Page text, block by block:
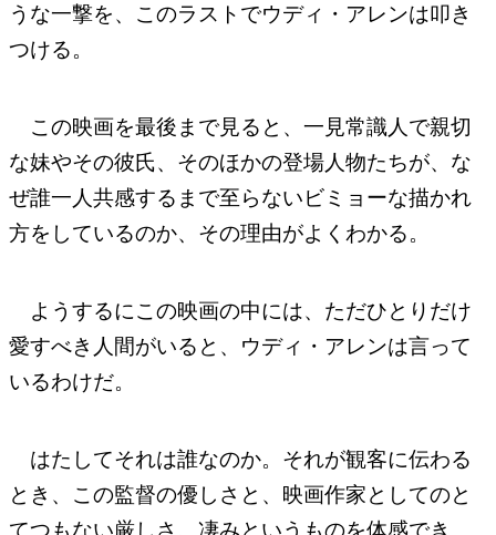
うな一撃を、このラストでウディ・アレンは叩き
つける。
この映画を最後まで見ると、一見常識人で親切
な妹やその彼氏、そのほかの登場人物たちが、な
ぜ誰一人共感するまで至らないビミョーな描かれ
方をしているのか、その理由がよくわかる。
ようするにこの映画の中には、ただひとりだけ
愛すべき人間がいると、ウディ・アレンは言って
いるわけだ。
はたしてそれは誰なのか。それが観客に伝わる
とき、この監督の優しさと、映画作家としてのと
てつもない厳しさ、凄みというものを体感でき